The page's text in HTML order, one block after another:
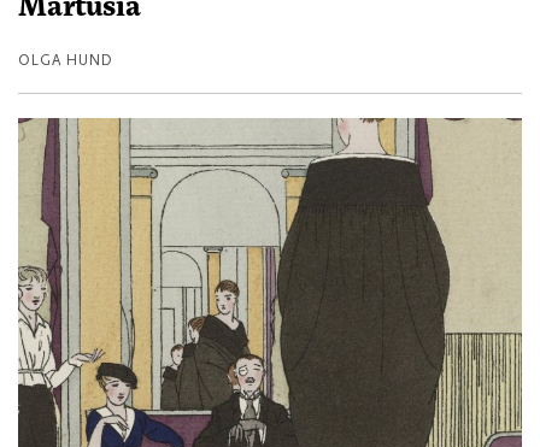
Martusia
OLGA HUND